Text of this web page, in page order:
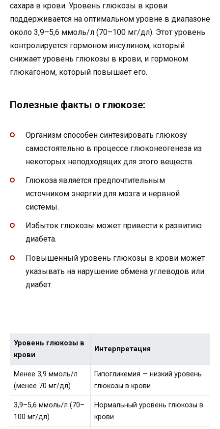
сахара в крови. Уровень глюкозы в крови
поддерживается на оптимальном уровне в диапазоне
около 3,9–5,6 ммоль/л (70–100 мг/дл). Этот уровень
контролируется гормоном инсулином, который
снижает уровень глюкозы в крови, и гормоном
глюкагоном, который повышает его.
Полезные факты о глюкозе:
Организм способен синтезировать глюкозу
самостоятельно в процессе глюконеогенеза из
некоторых неподходящих для этого веществ.
Глюкоза является предпочтительным
источником энергии для мозга и нервной
системы.
Избыток глюкозы может привести к развитию
диабета.
Повышенный уровень глюкозы в крови может
указывать на нарушение обмена углеводов или
диабет.
Уровень глюкозы в
крови
Интерпретация
Менее 3,9 ммоль/л
(менее 70 мг/дл)
Гипогликемия — низкий уровень
глюкозы в крови
3,9–5,6 ммоль/л (70–
100 мг/дл)
Нормальный уровень глюкозы в
крови